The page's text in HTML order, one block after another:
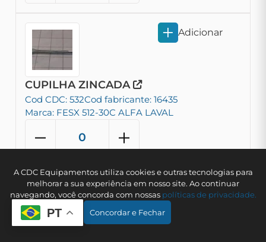
PT
CUPILHA ZINCADA
Cod CDC: 532Cod fabricante: 16435
Marca: FESX 512-30C ALFA LAVAL
Adicionar
Adicionar
A CDC Equipamentos utiliza cookies e outras tecnologias para
melhorar a sua experiência em nosso site. Ao continuar
navegando, você concorda com nossas polí­ticas de privacidade.
Concordar e Fechar